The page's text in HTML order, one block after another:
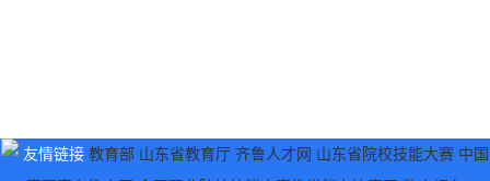
友情链接 教育部 山东省教育厅 齐鲁人才网 山东省院校技能大赛 中国